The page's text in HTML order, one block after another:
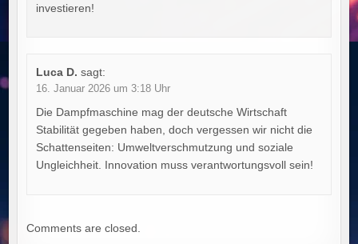
investieren!
Luca D. sagt:
16. Januar 2026 um 3:18 Uhr
Die Dampfmaschine mag der deutsche Wirtschaft
Stabilität gegeben haben, doch vergessen wir nicht die
Schattenseiten: Umweltverschmutzung und soziale
Ungleichheit. Innovation muss verantwortungsvoll sein!
Comments are closed.